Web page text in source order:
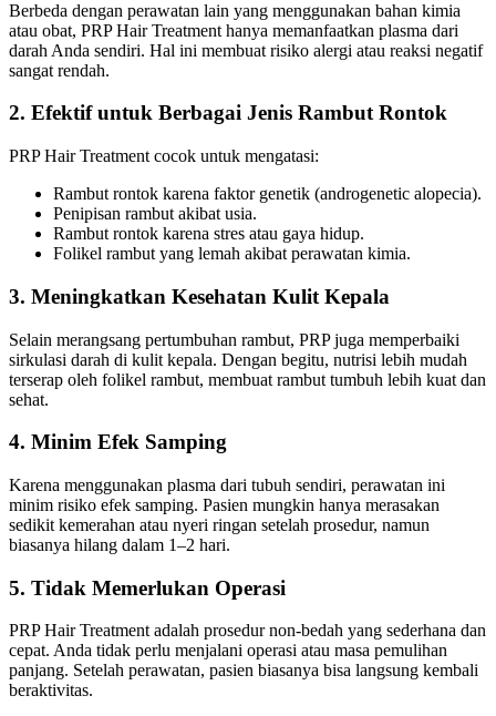
Berbeda dengan perawatan lain yang menggunakan bahan kimia
atau obat, PRP Hair Treatment hanya memanfaatkan plasma dari
darah Anda sendiri. Hal ini membuat risiko alergi atau reaksi negatif
sangat rendah.
2. Efektif untuk Berbagai Jenis Rambut Rontok
PRP Hair Treatment cocok untuk mengatasi:
Rambut rontok karena faktor genetik (androgenetic alopecia).
Penipisan rambut akibat usia.
Rambut rontok karena stres atau gaya hidup.
Folikel rambut yang lemah akibat perawatan kimia.
3. Meningkatkan Kesehatan Kulit Kepala
Selain merangsang pertumbuhan rambut, PRP juga memperbaiki
sirkulasi darah di kulit kepala. Dengan begitu, nutrisi lebih mudah
terserap oleh folikel rambut, membuat rambut tumbuh lebih kuat dan
sehat.
4. Minim Efek Samping
Karena menggunakan plasma dari tubuh sendiri, perawatan ini
minim risiko efek samping. Pasien mungkin hanya merasakan
sedikit kemerahan atau nyeri ringan setelah prosedur, namun
biasanya hilang dalam 1–2 hari.
5. Tidak Memerlukan Operasi
PRP Hair Treatment adalah prosedur non-bedah yang sederhana dan
cepat. Anda tidak perlu menjalani operasi atau masa pemulihan
panjang. Setelah perawatan, pasien biasanya bisa langsung kembali
beraktivitas.